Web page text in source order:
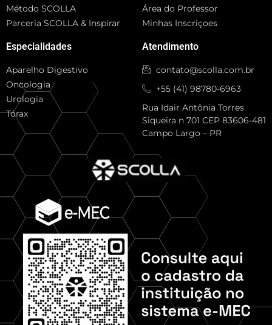
Método SCOLLA
Parceria SCOLLA & Inspirar
Especialidades
Aparelho Digestivo
Oncologia
Urologia
Tórax
Área do Professor
Minhas Inscriçoes
Atendimento
contato@scolla.com.br
+55 (41) 98780-6963
Rua Idair Antônia Torres
Siqueira n 701 CEP 83606-481
Campo Largo – PR